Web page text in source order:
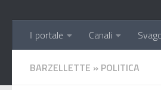
Il portale Canali
BARZELLETTE » POLITICA